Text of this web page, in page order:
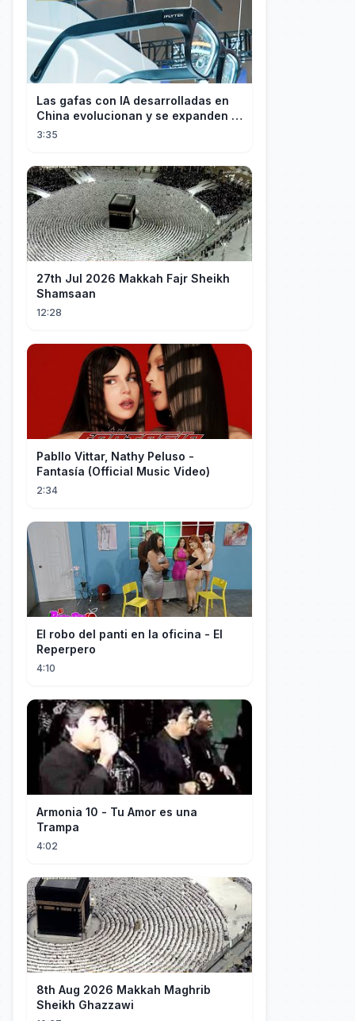
Las gafas con IA desarrolladas en
China evolucionan y se expanden a
los mercados internacionales
3:35
27th Jul 2026 Makkah Fajr Sheikh
Shamsaan
12:28
Pabllo Vittar, Nathy Peluso -
Fantasía (Official Music Video)
2:34
El robo del panti en la oficina - El
Reperpero
4:10
Armonia 10 - Tu Amor es una
Trampa
4:02
8th Aug 2026 Makkah Maghrib
Sheikh Ghazzawi